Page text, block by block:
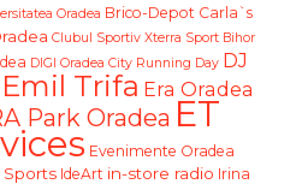
Oradea Brico-Depot Carla`s
Clubul Sportiv Xterra Sport Bihor
DIGI Oradea City Running Day DJ
Emil Trifa Era Oradea
Park Oradea ET
Evenimente Oradea
Sports IdeArt in-store radio Irina